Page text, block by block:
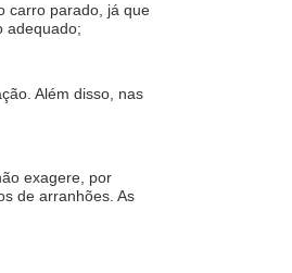
carro parado, já que
adequado;
Além disso, nas
exagere, por
de arranhões. As